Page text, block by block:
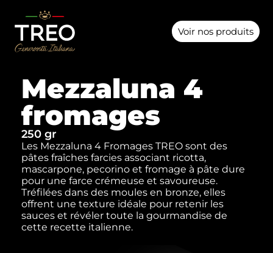
Voir nos produits
Mezzaluna 4
fromages
250 gr
Les Mezzaluna 4 Fromages TREO sont des
pâtes fraîches farcies associant ricotta,
mascarpone, pecorino et fromage à pâte dure
pour une farce crémeuse et savoureuse.
Tréfilées dans des moules en bronze, elles
offrent une texture idéale pour retenir les
sauces et révéler toute la gourmandise de
cette recette italienne.